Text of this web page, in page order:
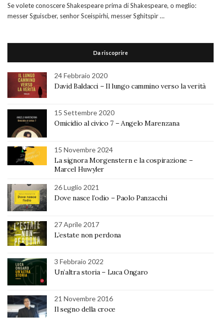
Se volete conoscere Shakespeare prima di Shakespeare, o meglio:
messer Sguiscber, senhor Sceispirhi, messer Sghitspìr …
Da riscoprire
24 Febbraio 2020
David Baldacci – Il lungo cammino verso la verità
15 Settembre 2020
Omicidio al civico 7 – Angelo Marenzana
15 Novembre 2024
La signora Morgenstern e la cospirazione –
Marcel Huwyler
26 Luglio 2021
Dove nasce l’odio – Paolo Panzacchi
27 Aprile 2017
L’estate non perdona
3 Febbraio 2022
Un’altra storia – Luca Ongaro
21 Novembre 2016
Il segno della croce